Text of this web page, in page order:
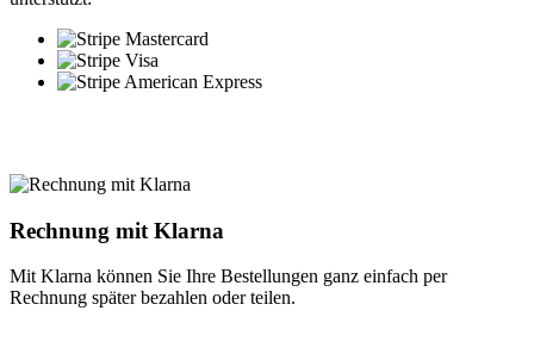
Rechnung mit Klarna
Mit Klarna können Sie Ihre Bestellungen ganz einfach per
Rechnung später bezahlen oder teilen.